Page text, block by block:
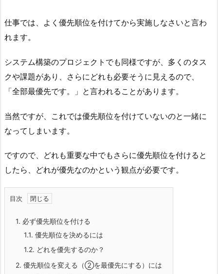
仕事では、よく優先順位を付けてから実施しなさいと言わ
れます。
システム構築のプロジェクトでも同様ですが、多くのタス
クや課題があり、さらにどれも必要そうに見えるので、
「全部最優先です。」と言われることがあります。
当然ですが、これでは優先順位を付けていないのと一緒に
なってしまいます。
ですので、どれも重要な中でもさらに優先順位を付けると
したら、どれが優先なのかという観点が必要です。
目次
1. 必ず優先順位を付ける
1.1. 優先順位を決めるには
1.2. どれを優先するのか？
2. 優先順位を変える（②を最優先にする）には